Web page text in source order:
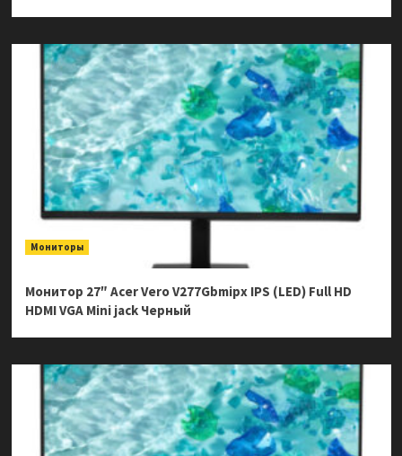
Мониторы
Монитор 27″ Acer Vero V277Gbmipx IPS (LED) Full HD
HDMI VGA Mini jack Черный